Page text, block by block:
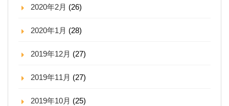
2020年2月 (26)
2020年1月 (28)
2019年12月 (27)
2019年11月 (27)
2019年10月 (25)